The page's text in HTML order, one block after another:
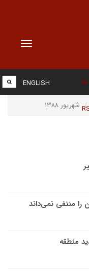
Toggle
ENGLISH
شهریور ۱۳۸۸
را منتفی نمی‌داند
منطقه